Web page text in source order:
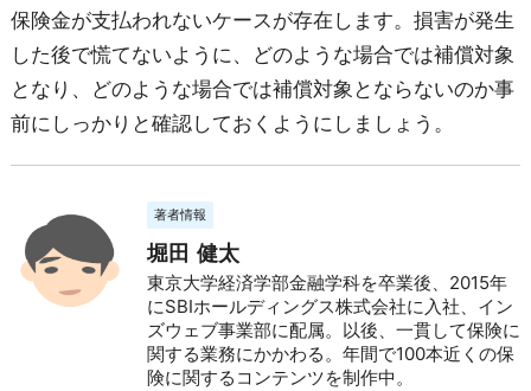
保険金が支払われないケースが存在します。損害が発生
した後で慌てないように、どのような場合では補償対象
となり、どのような場合では補償対象とならないのか事
前にしっかりと確認しておくようにしましょう。
著者情報
堀田 健太
東京大学経済学部金融学科を卒業後、2015年
にSBIホールディングス株式会社に入社、イン
ズウェブ事業部に配属。以後、一貫して保険に
関する業務にかかわる。年間で100本近くの保
険に関するコンテンツを制作中。